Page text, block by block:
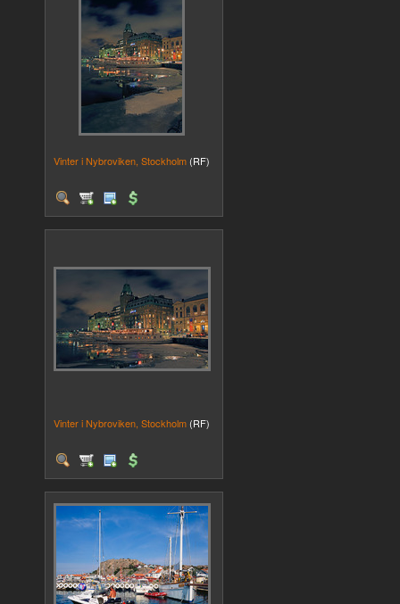
Vinter i Nybroviken, Stockholm (RF)
Vinter i Nybroviken, Stockholm (RF)